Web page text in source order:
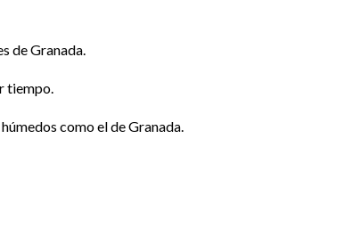
de Granada.
tiempo.
como el de Granada.